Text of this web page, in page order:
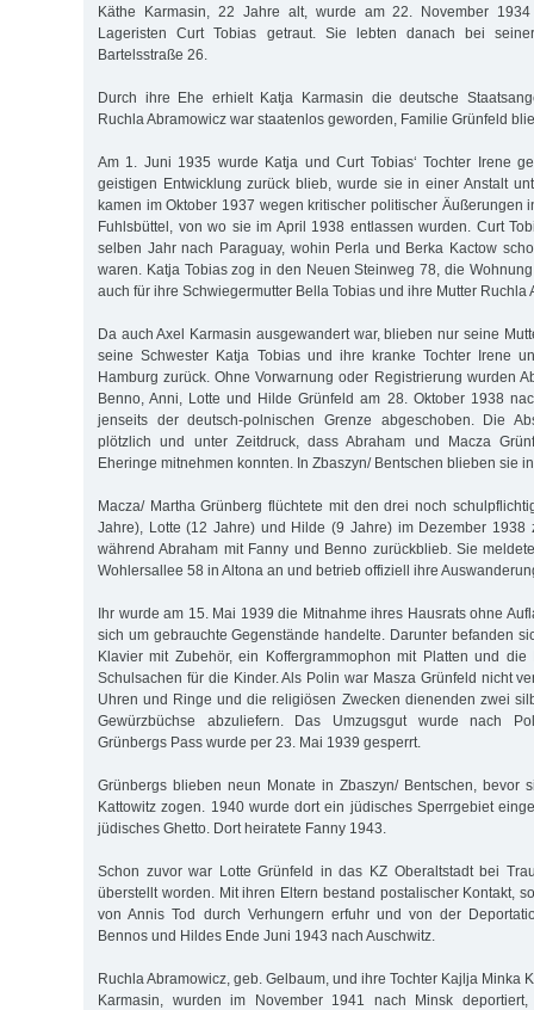
Käthe Karmasin, 22 Jahre alt, wurde am 22. November
Lageristen Curt Tobias getraut. Sie lebten danach bei
Bartelsstraße 26.
Durch ihre Ehe erhielt Katja Karmasin die deutsche
Ruchla Abramowicz war staatenlos geworden, Familie Grünfeld
Am 1. Juni 1935 wurde Katja und Curt Tobias‘ Tochter Irene
geistigen Entwicklung zurück blieb, wurde sie in einer Anstalt
kamen im Oktober 1937 wegen kritischer politischer Äußerungen
Fuhlsbüttel, von wo sie im April 1938 entlassen wurden. Curt
selben Jahr nach Paraguay, wohin Perla und Berka Kactow
waren. Katja Tobias zog in den Neuen Steinweg 78, die
auch für ihre Schwiegermutter Bella Tobias und ihre Mutter Ruchla
Da auch Axel Karmasin ausgewandert war, blieben nur seine
seine Schwester Katja Tobias und ihre kranke Tochter Irene
Hamburg zurück. Ohne Vorwarnung oder Registrierung wurden
Benno, Anni, Lotte und Hilde Grünfeld am 28. Oktober 1938
jenseits der deutsch-polnischen Grenze abgeschoben. Die
plötzlich und unter Zeitdruck, dass Abraham und Macza
Eheringe mitnehmen konnten. In Zbaszyn/ Bentschen blieben sie
Macza/ Martha Grünberg flüchtete mit den drei noch
Jahre), Lotte (12 Jahre) und Hilde (9 Jahre) im Dezember 1938
während Abraham mit Fanny und Benno zurückblieb. Sie
Wohlersallee 58 in Altona an und betrieb offiziell ihre
Ihr wurde am 15. Mai 1939 die Mitnahme ihres Hausrats ohne
sich um gebrauchte Gegenstände handelte. Darunter befanden
Klavier mit Zubehör, ein Koffergrammophon mit Platten und
Schulsachen für die Kinder. Als Polin war Masza Grünfeld nicht
Uhren und Ringe und die religiösen Zwecken dienenden zwei
Gewürzbüchse abzuliefern. Das Umzugsgut wurde nach
Grünbergs Pass wurde per 23. Mai 1939 gesperrt.
Grünbergs blieben neun Monate in Zbaszyn/ Bentschen, bevor
Kattowitz zogen. 1940 wurde dort ein jüdisches Sperrgebiet
jüdisches Ghetto. Dort heiratete Fanny 1943.
Schon zuvor war Lotte Grünfeld in das KZ Oberaltstadt bei
überstellt worden. Mit ihren Eltern bestand postalischer Kontakt,
von Annis Tod durch Verhungern erfuhr und von der
Bennos und Hildes Ende Juni 1943 nach Auschwitz.
Ruchla Abramowicz, geb. Gelbaum, und ihre Tochter Kajlja Minka
Karmasin, wurden im November 1941 nach Minsk